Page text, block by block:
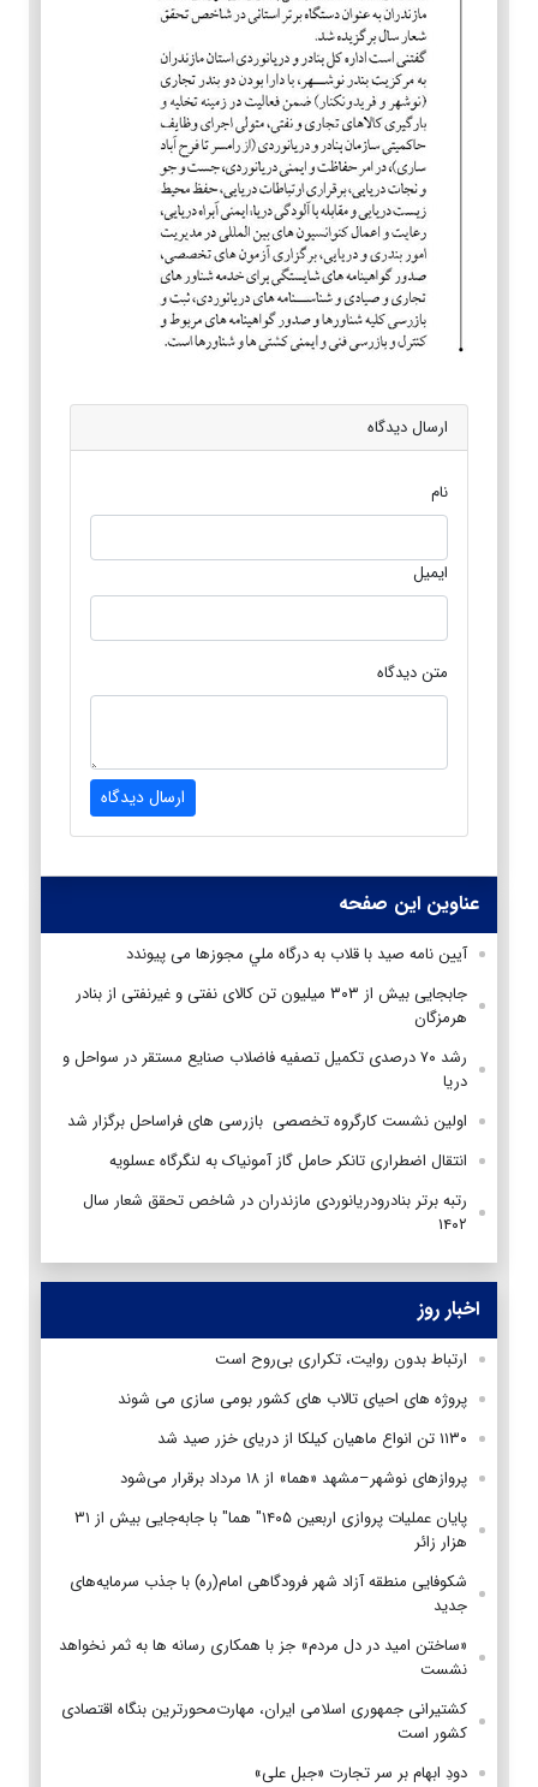
ارسال دیدگاه
نام
ایمیل
متن دیدگاه
ارسال دیدگاه
عناوین این صفحه
آيين نامه صيد با قلاب به درگاه ملي مجوزها می پیوندد
جابجایی بیش از ۳۰۳ میلیون تن کالای نفتی و غیرنفتی از بنادر
هرمزگان
رشد ۷۰ درصدی تکمیل تصفیه فاضلاب صنایع مستقر در سواحل و
دریا
اولین نشست کارگروه تخصصی بازرسی های فراساحل برگزار شد
انتقال اضطراری تانکر حامل گاز آمونیاک به لنگرگاه عسلویه
رتبه برتر بنادرودریانوردی مازندران در شاخص تحقق شعار سال
۱۴۰۲
اخبار روز
ارتباط بدون روایت، تکراری بی‌روح است
پروژه های احیای تالاب های کشور بومی سازی می شوند
۱۱۳۰ تن انواع ماهیان کیلکا از دریای خزر صید شد
پروازهای نوشهر–مشهد «هما» از ۱۸ مرداد برقرار می‌شود
پایان عملیات پروازی اربعین ۱۴۰۵" هما" با جابه‌جایی بیش از ۳۱
هزار زائر
شکوفایی منطقه آزاد شهر فرودگاهی امام(ره) با جذب سرمایه‌های
جدید
«ساختن امید در دل مردم» جز با همکاری رسانه ها به ثمر نخواهد
نشست
کشتیرانی جمهوری اسلامی ایران، مهارت‌محورترین بنگاه اقتصادی
کشور است
دودِ ابهام بر سر تجارت «جبل علی»